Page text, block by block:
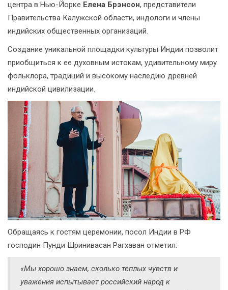
центра в Нью-Йорке Елена Брэнсон, представители
Правительства Калужской области, индологи и члены
индийских общественных организаций.
Создание уникальной площадки культуры Индии позволит
приобщиться к ее духовным истокам, удивительному миру
фольклора, традиций и высокому наследию древней
индийской цивилизации.
Обращаясь к гостям церемонии, посол Индии в РФ
господин Пунди Шринивасан Рагхаван отметил:
«Мы хорошо знаем, сколько теплых чувств и
уважения испытывает российский народ к